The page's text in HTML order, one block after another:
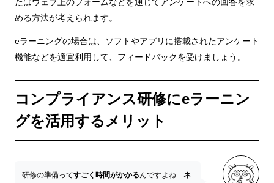
める方法が考えられます。
eラーニングの場合は、ソフトやアプリに搭載されたアンケート
機能などを適宜利用して、フィードバックを受けましょう。
コンプライアンス研修にeラーニン
グを活用するメリット
研修の準備ってすごく時間がかかる んですよね… ネ